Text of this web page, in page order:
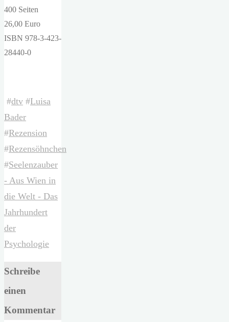
400 Seiten
26,00 Euro
ISBN 978-3-423-
28440-0
#dtv #Luisa
Bader
#Rezension
#Rezensöhnchen
#Seelenzauber
- Aus Wien in
die Welt - Das
Jahrhundert
der
Psychologie
Schreibe
einen
Kommentar